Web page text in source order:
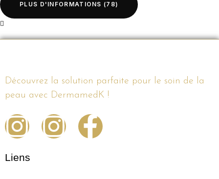
PLUS D'INFORMATIONS (78)
Découvrez la solution parfaite pour le soin de la
peau avec DermamedK !
Liens